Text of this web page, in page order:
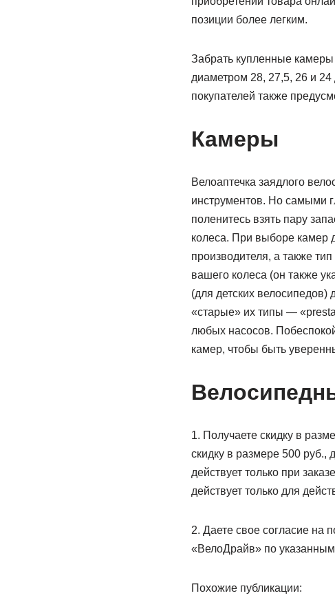
позиции более легким.
Забрать купленные камеры
диаметром 28, 27,5, 26 и
покупателей также
Камеры
Велоаптечка заядлого
инструментов. Но самыми
поленитесь взять пару
колеса. При выборе камер
производителя, а также
вашего колеса (он также
(для детских велосипедов)
«старые» их типы —
любых насосов.
камер, чтобы быть
1. Получаете скидку в
скидку в размере 500 руб.,
действует только при
действует только для
2. Даете свое согласие на
«ВелоДрайв» по
Похожие публикации: